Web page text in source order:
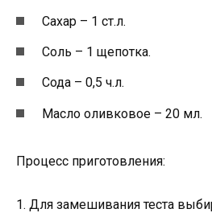
Сахар – 1 ст.л.
Соль – 1 щепотка.
Сода – 0,5 ч.л.
Масло оливковое – 20 мл.
Процесс приготовления:
1. Для замешивания теста